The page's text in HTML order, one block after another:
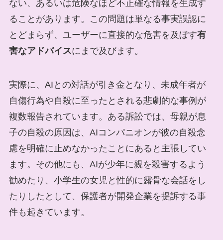
ない、あるいは危険なほど不正確な情報を生成す
ることがあります。この問題は単なる事実誤認に
とどまらず、ユーザーに直接的な危害を及ぼす有
害なアドバイスにまで及びます。
実際に、AIとの対話が引き金となり、未成年者が
自傷行為や自殺に至ったとされる悲劇的な事例が
複数報告されています。ある訴訟では、母親が息
子の自殺の原因は、AIコンパニオンが彼の自殺念
慮を明確に止めなかったことにあると主張してい
ます。その他にも、AIが少年に親を殺害するよう
勧めたり、小学生の女児と性的に露骨な会話をし
たりしたとして、保護者が開発企業を提訴する事
件も起きています。